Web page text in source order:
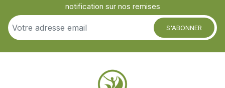
notification sur nos remises
S'ABONNER